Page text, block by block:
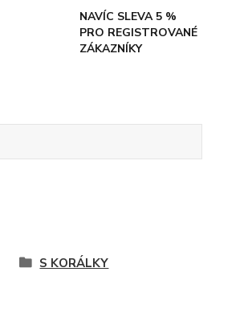
NAVÍC SLEVA 5 %
PRO REGISTROVANÉ
ZÁKAZNÍKY
S KORÁLKY